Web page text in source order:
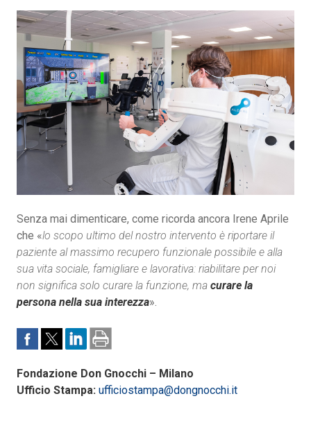
Senza mai dimenticare, come ricorda ancora Irene Aprile
che «lo scopo ultimo del nostro intervento è riportare il
paziente al massimo recupero funzionale possibile e alla
sua vita sociale, famigliare e lavorativa: riabilitare per noi
non significa solo curare la funzione, ma curare la
persona nella sua interezza».
Fondazione Don Gnocchi – Milano
Ufficio Stampa: ufficiostampa@dongnocchi.it